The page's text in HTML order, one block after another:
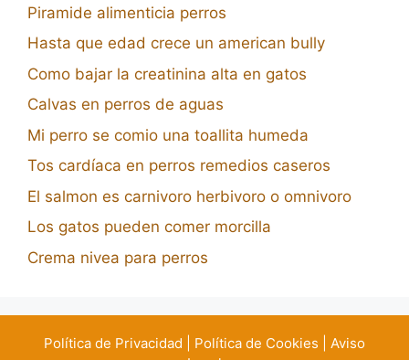
Piramide alimenticia perros
Hasta que edad crece un american bully
Como bajar la creatinina alta en gatos
Calvas en perros de aguas
Mi perro se comio una toallita humeda
Tos cardíaca en perros remedios caseros
El salmon es carnivoro herbivoro o omnivoro
Los gatos pueden comer morcilla
Crema nivea para perros
Política de Privacidad Política de Cookies
Aviso